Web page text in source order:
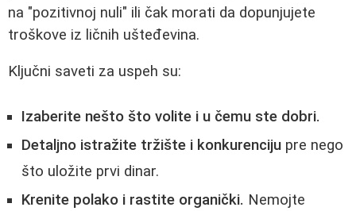
na "pozitivnoj nuli" ili čak morati da dopunjujete
troškove iz ličnih ušteđevina.
Ključni saveti za uspeh su:
Izaberite nešto što volite i u čemu ste dobri.
Detaljno istražite tržište i konkurenciju pre nego
što uložite prvi dinar.
Krenite polako i rastite organički. Nemojte